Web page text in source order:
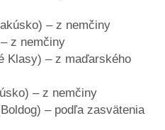
– z nemčiny
z nemčiny
Klasy) – z maďarského
– z nemčiny
– podľa zasvätenia